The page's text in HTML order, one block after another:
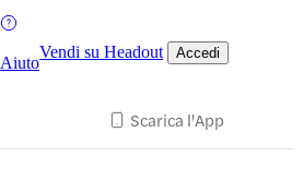
Aiuto
Vendi su Headout Accedi
Scarica l'App